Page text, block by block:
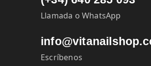
Llamada o WhatsApp
Escríbenos